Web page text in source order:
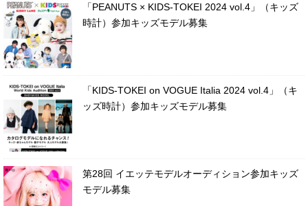
「PEANUTS × KIDS-TOKEI 2024 vol.4」（キッズ
時計）参加キッズモデル募集
「KIDS-TOKEI on VOGUE Italia 2024 vol.4」（キ
ッズ時計）参加キッズモデル募集
第28回 イエッテモデルオーディション参加キッズ
モデル募集